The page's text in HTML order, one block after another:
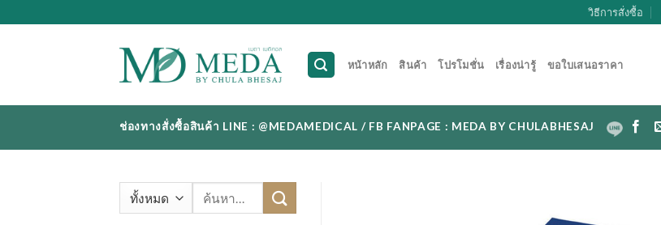
to
วิธีการสั่งซื้อ
หน้าหลัก สินค้า โปรโมชั่น เรื่องน่ารู้ ขอใบเสนอราคา
ช่องทางสั่งซื้อสินค้า LINE : @MEDAMEDICAL / FB FANPAGE : MEDA BY CHULABHESAJ
ค้นหา: